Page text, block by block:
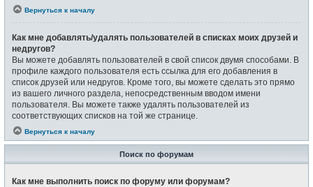
Вернуться к началу
Как мне добавлять/удалять пользователей в списках моих друзей и
недругов?
Вы можете добавлять пользователей в свой список двумя способами. В
профиле каждого пользователя есть ссылка для его добавления в
список друзей или недругов. Кроме того, вы можете сделать это прямо
из вашего личного раздела, непосредственным вводом имени
пользователя. Вы можете также удалять пользователей из
соответствующих списков на той же странице.
Вернуться к началу
Поиск по форумам
Как мне выполнить поиск по форуму или форумам?